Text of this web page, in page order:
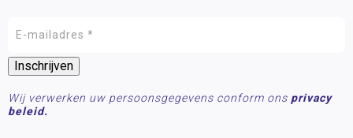
Wij verwerken uw persoonsgegevens conform ons privacy
beleid.